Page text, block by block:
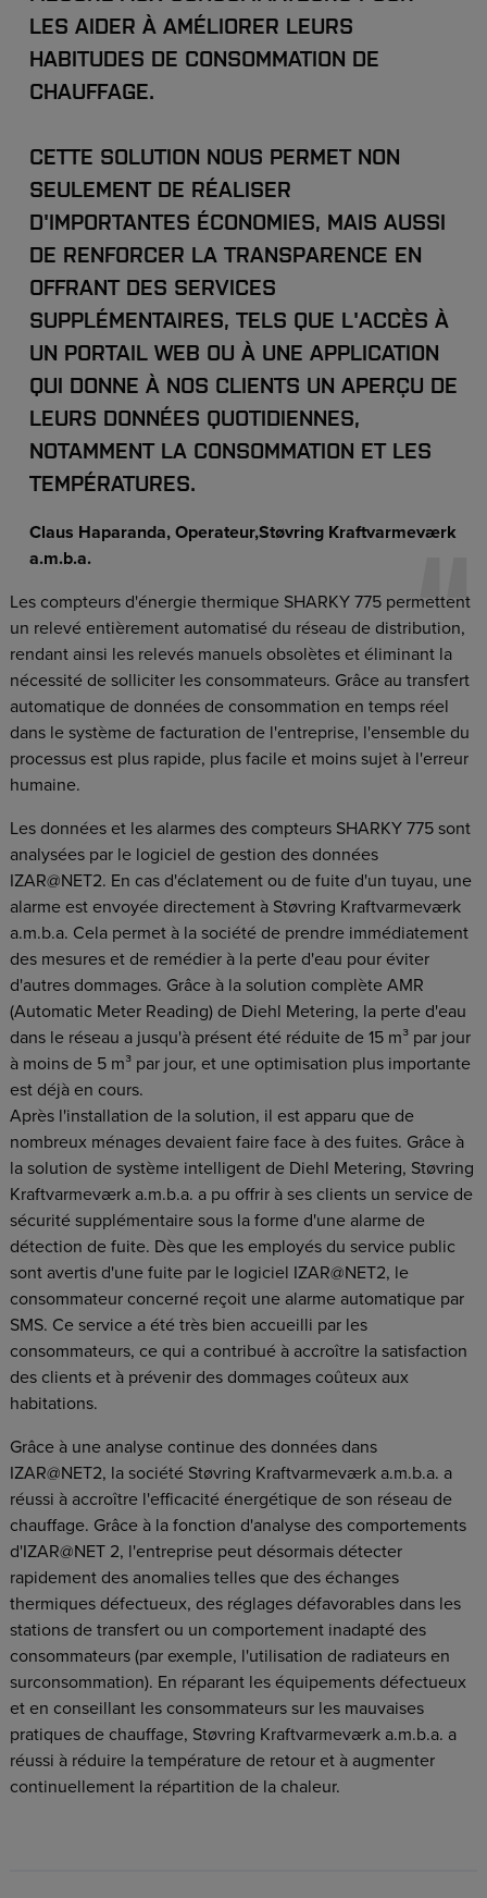
LES AIDER À AMÉLIORER LEURS
HABITUDES DE CONSOMMATION DE
CHAUFFAGE.
CETTE SOLUTION NOUS PERMET NON
SEULEMENT DE RÉALISER
D'IMPORTANTES ÉCONOMIES, MAIS AUSSI
DE RENFORCER LA TRANSPARENCE EN
OFFRANT DES SERVICES
SUPPLÉMENTAIRES, TELS QUE L'ACCÈS À
UN PORTAIL WEB OU À UNE APPLICATION
QUI DONNE À NOS CLIENTS UN APERÇU DE
LEURS DONNÉES QUOTIDIENNES,
NOTAMMENT LA CONSOMMATION ET LES
TEMPÉRATURES.
Claus Haparanda, Operateur,Støvring Kraftvarmeværk
a.m.b.a.
Les compteurs d'énergie thermique SHARKY 775 permettent
un relevé entièrement automatisé du réseau de distribution,
rendant ainsi les relevés manuels obsolètes et éliminant la
nécessité de solliciter les consommateurs. Grâce au transfert
automatique de données de consommation en temps réel
dans le système de facturation de l'entreprise, l'ensemble du
processus est plus rapide, plus facile et moins sujet à l'erreur
humaine.
Les données et les alarmes des compteurs SHARKY 775 sont
analysées par le logiciel de gestion des données
IZAR@NET2. En cas d'éclatement ou de fuite d'un tuyau, une
alarme est envoyée directement à Støvring Kraftvarmeværk
a.m.b.a. Cela permet à la société de prendre immédiatement
des mesures et de remédier à la perte d'eau pour éviter
d'autres dommages. Grâce à la solution complète AMR
(Automatic Meter Reading) de Diehl Metering, la perte d'eau
dans le réseau a jusqu'à présent été réduite de 15 m³ par jour
à moins de 5 m³ par jour, et une optimisation plus importante
est déjà en cours.
Après l'installation de la solution, il est apparu que de
nombreux ménages devaient faire face à des fuites. Grâce à
la solution de système intelligent de Diehl Metering, Støvring
Kraftvarmeværk a.m.b.a. a pu offrir à ses clients un service de
sécurité supplémentaire sous la forme d'une alarme de
détection de fuite. Dès que les employés du service public
sont avertis d'une fuite par le logiciel IZAR@NET2, le
consommateur concerné reçoit une alarme automatique par
SMS. Ce service a été très bien accueilli par les
consommateurs, ce qui a contribué à accroître la satisfaction
des clients et à prévenir des dommages coûteux aux
habitations.
Grâce à une analyse continue des données dans
IZAR@NET2, la société Støvring Kraftvarmeværk a.m.b.a. a
réussi à accroître l'efficacité énergétique de son réseau de
chauffage. Grâce à la fonction d'analyse des comportements
d'IZAR@NET 2, l'entreprise peut désormais détecter
rapidement des anomalies telles que des échanges
thermiques défectueux, des réglages défavorables dans les
stations de transfert ou un comportement inadapté des
consommateurs (par exemple, l'utilisation de radiateurs en
surconsommation). En réparant les équipements défectueux
et en conseillant les consommateurs sur les mauvaises
pratiques de chauffage, Støvring Kraftvarmeværk a.m.b.a. a
réussi à réduire la température de retour et à augmenter
continuellement la répartition de la chaleur.